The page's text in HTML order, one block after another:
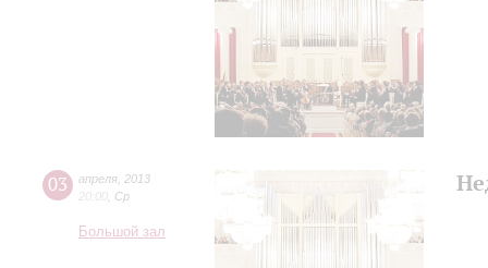
03 апреля 2013
20:00 Ср
Большой зал